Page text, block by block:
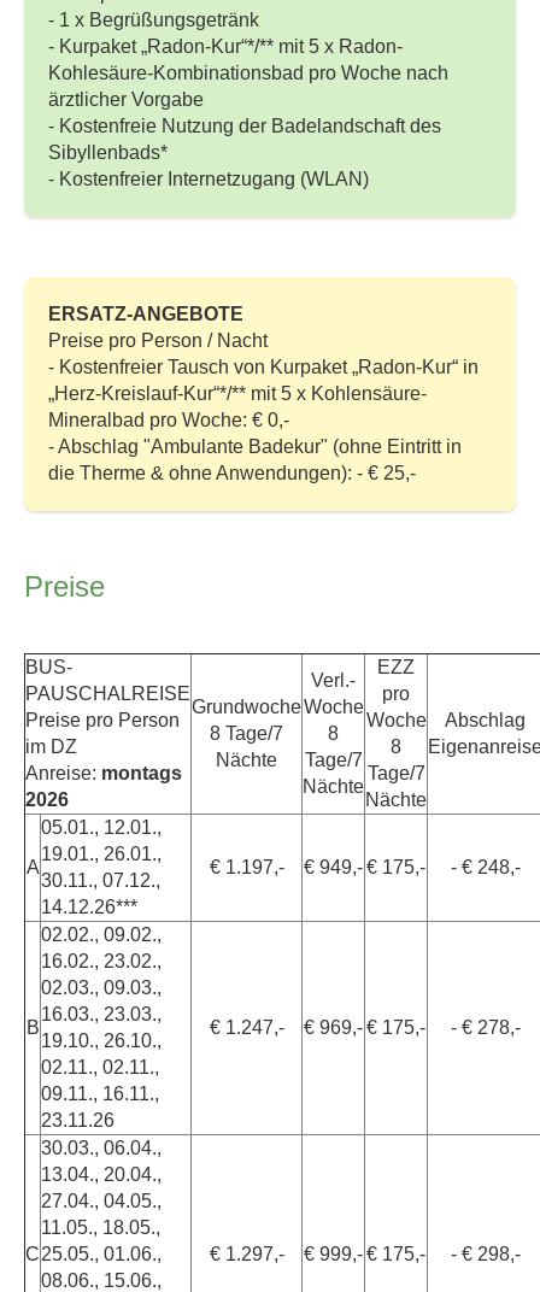
- 1 x Begrüßungsgetränk
- Kurpaket „Radon-Kur“*/** mit 5 x Radon-
Kohlesäure-Kombinationsbad pro Woche nach
ärztlicher Vorgabe
- Kostenfreie Nutzung der Badelandschaft des
Sibyllenbads*
- Kostenfreier Internetzugang (WLAN)
ERSATZ-ANGEBOTE
Preise pro Person / Nacht
- Kostenfreier Tausch von Kurpaket „Radon-Kur“ in
„Herz-Kreislauf-Kur“*/** mit 5 x Kohlensäure-
Mineralbad pro Woche: € 0,-
- Abschlag "Ambulante Badekur" (ohne Eintritt in
die Therme & ohne Anwendungen): - € 25,-
Preise
BUS-
PAUSCHALREISE
Preise pro Person
im DZ
Anreise: montags
2026
Grundwoche
8 Tage/7
Nächte
Verl.-
Woche
8
Tage/7
Nächte
EZZ
pro
Woche
8
Tage/7
Nächte
Abschlag
A
05.01., 12.01.,
19.01., 26.01.,
30.11., 07.12.,
14.12.26***
€ 1.197,- € 949,-€ 175,- - € 248,-
B
02.02., 09.02.,
16.02., 23.02.,
02.03., 09.03.,
16.03., 23.03.,
19.10., 26.10.,
02.11., 02.11.,
09.11., 16.11.,
23.11.26
€ 1.247,- € 969,-€ 175,- - € 278,-
C
30.03., 06.04.,
13.04., 20.04.,
27.04., 04.05.,
11.05., 18.05.,
25.05., 01.06.,
08.06., 15.06.,
€ 1.297,- € 999,-€ 175,- - € 298,-